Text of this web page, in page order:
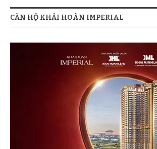
CĂN HỘ KHẢI HOÀN IMPERIAL